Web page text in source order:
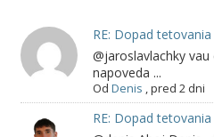
RE: Dopad
@jaroslavlachky
napoveda ...
Od Denis ,pred 2 dni
RE: Dopad